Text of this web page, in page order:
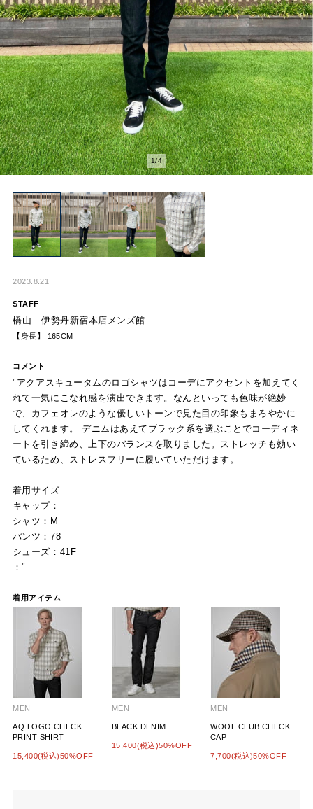
2/4
2023.8.21
STAFF
橋山 伊勢丹新宿本店メンズ館
【身長】 165CM
コメント
"アクアスキュータムのロゴシャツはコーデにアクセントを加えてく
れて一気にこなれ感を演出できます。なんといっても色味が絶妙
で、カフェオレのような優しいトーンで見た目の印象もまろやかに
してくれます。 デニムはあえてブラック系を選ぶことでコーディネ
ートを引き締め、上下のバランスを取りました。ストレッチも効い
ているため、ストレスフリーに履いていただけます。
着用サイズ
キャップ：
シャツ：M
パンツ：78
シューズ：41F
："
着用アイテム
MEN
AQ LOGO CHECK
PRINT SHIRT
15,400(税込)50%OFF
MEN
BLACK DENIM
15,400(税込)50%OFF
MEN
WOOL CLUB CHECK
CAP
7,700(税込)50%OFF